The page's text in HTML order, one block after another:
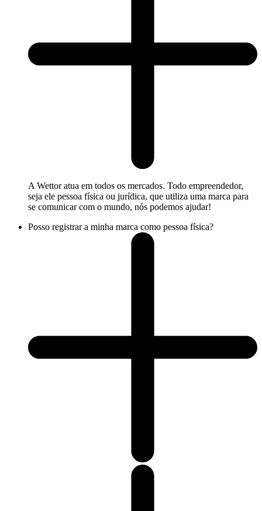
A Wettor atua em todos os mercados. Todo empreendedor,
seja ele pessoa física ou jurídica, que utiliza uma marca para
se comunicar com o mundo, nós podemos ajudar!
Posso registrar a minha marca como pessoa física?